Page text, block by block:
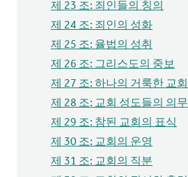
제 23 조: 죄인들의 칭의
제 24 조: 죄인의 성화
제 25 조: 율법의 성취
제 26 조: 그리스도의 중보
제 27 조: 하나의 거룩한 교회
제 28 조: 교회 성도들의 의무
제 29 조: 참된 교회의 표식
제 30 조: 교회의 운영
제 31 조: 교회의 직분